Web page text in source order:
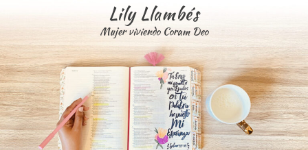
Lily Llambés
Mujer viviendo Coram Deo